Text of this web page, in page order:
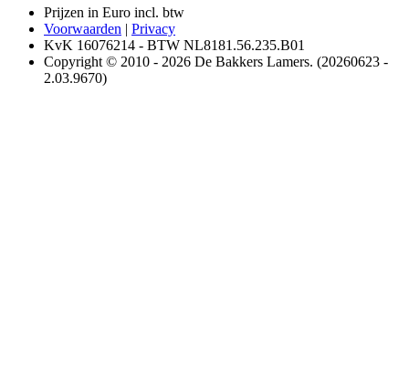
Prijzen in Euro incl. btw
Voorwaarden | Privacy
KvK 16076214 - BTW NL8181.56.235.B01
Copyright © 2010 - 2026 De Bakkers Lamers. (20260623 -
2.03.9670)